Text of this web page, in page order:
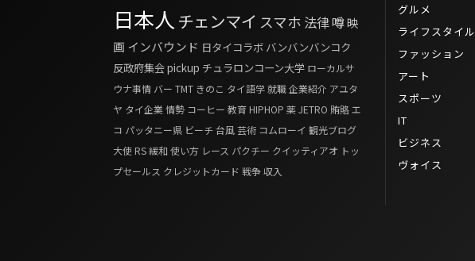
日本人 チェンマイ スマホ 法律噂映
画 インバウンド 日タイコラボ バンバンバンコク
反政府集会pickup チュラロンコーン大学 ローカルサ
ウナ事情 バー TMT きのこ タイ語学就職企業紹介 アユタ
ヤ タイ企業情勢 コーヒー 教育 HIPHOP 薬JETRO 賄賂エ
コ パッタニー県 ビーチ台風芸術 コムローイ 観光ブログ
大使 RS緩和 使い方 レース パクチー クイッティアオ トッ
プセールス クレジットカード 戦争収入
グルメ
ライフスタイル
ファッション
アート
スポーツ
IT
ビジネス
ヴォイス